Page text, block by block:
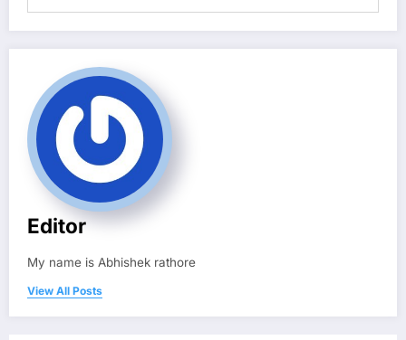
Editor
My name is Abhishek rathore
View All Posts